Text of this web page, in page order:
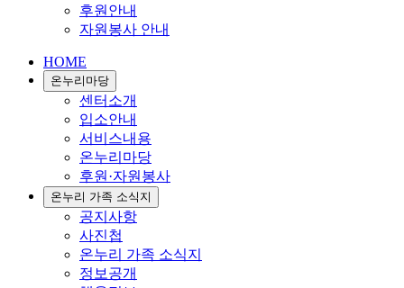
후원안내
자원봉사 안내
HOME
온누리마당
센터소개
입소안내
서비스내용
온누리마당
후원·자원봉사
온누리 가족 소식지
공지사항
사진첩
온누리 가족 소식지
정보공개